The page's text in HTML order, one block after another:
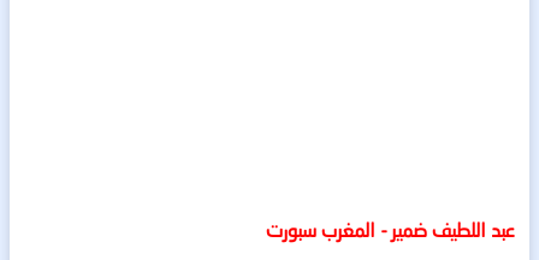
عبد اللطيف ضمير - المغرب سبورت